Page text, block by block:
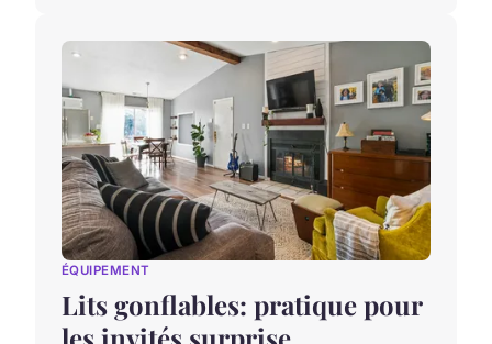
ÉQUIPEMENT
Lits gonflables: pratique pour